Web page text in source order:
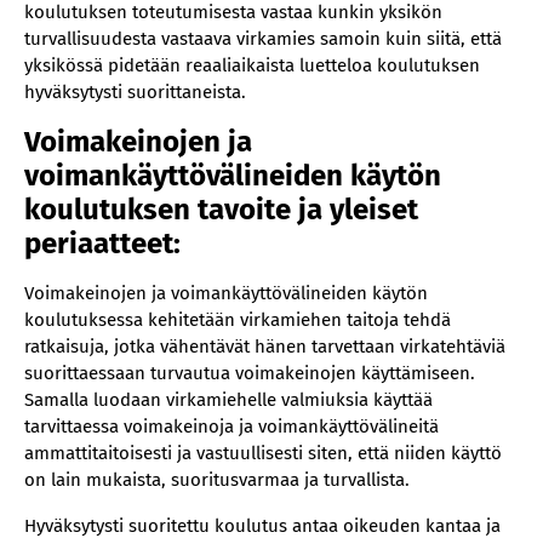
koulutuksen toteutumisesta vastaa kunkin yksikön
turvallisuudesta vastaava virkamies samoin kuin siitä, että
yksikössä pidetään reaaliaikaista luetteloa koulutuksen
hyväksytysti suorittaneista.
Voimakeinojen ja
voimankäyttövälineiden käytön
koulutuksen tavoite ja yleiset
periaatteet:
Voimakeinojen ja voimankäyttövälineiden käytön
koulutuksessa kehitetään virkamiehen taitoja tehdä
ratkaisuja, jotka vähentävät hänen tarvettaan virkatehtäviä
suorittaessaan turvautua voimakeinojen käyttämiseen.
Samalla luodaan virkamiehelle valmiuksia käyttää
tarvittaessa voimakeinoja ja voimankäyttövälineitä
ammattitaitoisesti ja vastuullisesti siten, että niiden käyttö
on lain mukaista, suoritusvarmaa ja turvallista.
Hyväksytysti suoritettu koulutus antaa oikeuden kantaa ja